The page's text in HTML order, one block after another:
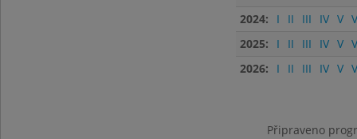
2024:
I II III IV V
2025:
I II III IV V
2026:
I II III IV V
Připraveno